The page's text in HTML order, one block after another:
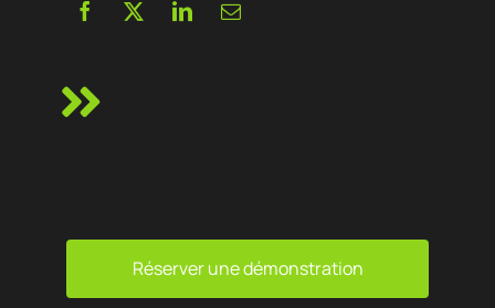
Réserver une démonstration